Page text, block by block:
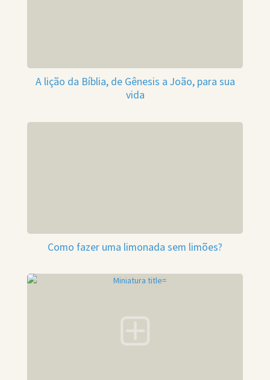
A lição da Bíblia, de Gênesis a João, para sua
vida
Como fazer uma limonada sem limões?